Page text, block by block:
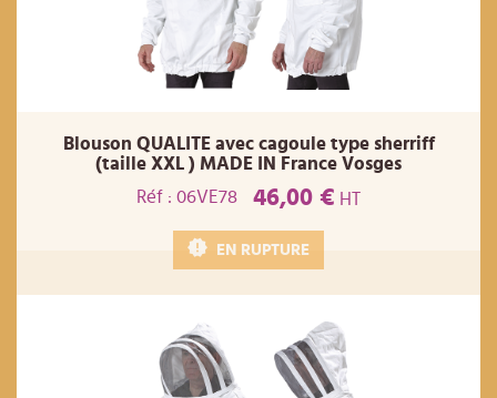
Blouson QUALITE avec cagoule type sherriff
(taille XXL ) MADE IN France Vosges
Réf : 06VE78
46,00 € HT
EN RUPTURE